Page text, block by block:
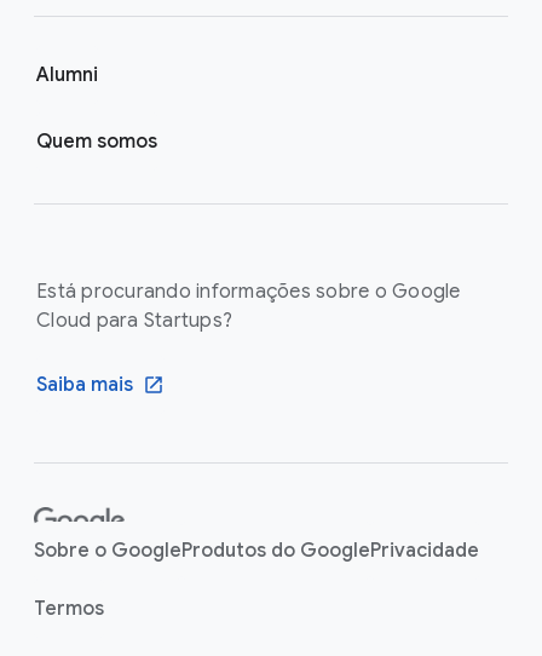
Alumni
Quem somos
Está procurando informações sobre o Google
Cloud para Startups?
Saiba mais
Sobre o GoogleProdutos do GooglePrivacidade
Termos